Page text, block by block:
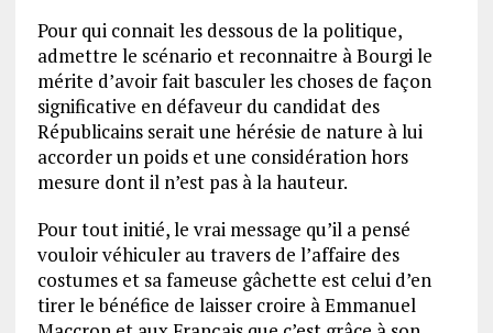
Pour qui connait les dessous de la politique,
admettre le scénario et reconnaitre à Bourgi le
mérite d’avoir fait basculer les choses de façon
significative en défaveur du candidat des
Républicains serait une hérésie de nature à lui
accorder un poids et une considération hors
mesure dont il n’est pas à la hauteur.
Pour tout initié, le vrai message qu’il a pensé
vouloir véhiculer au travers de l’affaire des
costumes et sa fameuse gâchette est celui d’en
tirer le bénéfice de laisser croire à Emmanuel